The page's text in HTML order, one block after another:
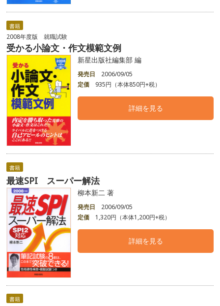
書籍
2008年度版 就職試験
受かる小論文・作文模範文例
新星出版社編集部 編
発売日
2006/09/05
定価
935円（本体850円+税）
詳細を見る
書籍
最速SPI スーパー解法
柳本新二 著
発売日
2006/09/05
定価
1,320円（本体1,200円+税）
詳細を見る
書籍